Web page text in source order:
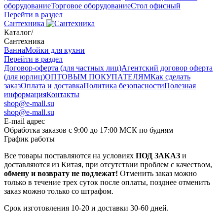
оборудованиеТорговое оборудованиеСтол офисный
Перейти в раздел
Сантехника
Каталог/
Сантехника
ВаннаМойки для кухни
Перейти в раздел
Договор-оферта (для частных лиц)Агентский договор оферта
(для юрлиц)ОПТОВЫМ ПОКУПАТЕЛЯМКак сделать
заказОплата и доставкаПолитика безопасностиПолезная
информацияКонтакты
shop@e-mall.su
shop@e-mall.su
E-mail адрес
Обработка заказов с 9:00 до 17:00 МСК по будням
График работы
Все товары поставляются на условиях ПОД ЗАКАЗ и
доставляются из Китая, при отсутствии проблем с качеством,
обмену и возврату не подлежат! Отменить заказ можно
только в течение трех суток после оплаты, позднее отменить
заказ можно только со штрафом.
Срок изготовления 10-20 и доставки 30-60 дней.